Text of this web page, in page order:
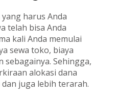
harus Anda
telah bisa Anda
kali Anda memulai
sewa toko, biaya
sebagainya. Sehingga,
alokasi dana
juga lebih terarah.